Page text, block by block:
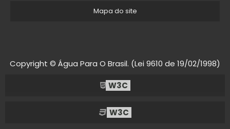
Mapa do site
Copyright © Água Para O Brasil. (Lei 9610 de 19/02/1998)
W3C
W3C